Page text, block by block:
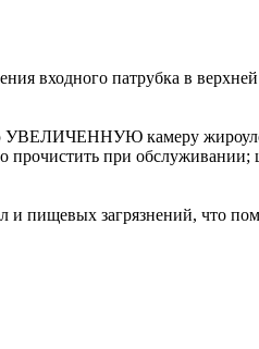
входного патрубка в верхней
УВЕЛИЧЕННУЮ камеру
при обслуживании;
и пищевых загрязнений, что